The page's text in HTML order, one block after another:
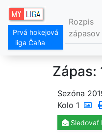
Prvá hokejová
liga Čaňa
Rozpis
zápasov
Zápas:
Sezóna
Kolo 1
Sledovať